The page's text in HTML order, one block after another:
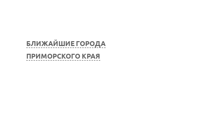
БЛИЖАЙШИЕ ГОРОДА
ПРИМОРСКОГО КРАЯ